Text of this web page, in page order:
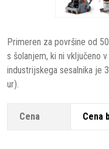
Primeren za površine od
s šolanjem, ki ni vključeno
industrijskega sesalnika je
ur).
Cena Cena